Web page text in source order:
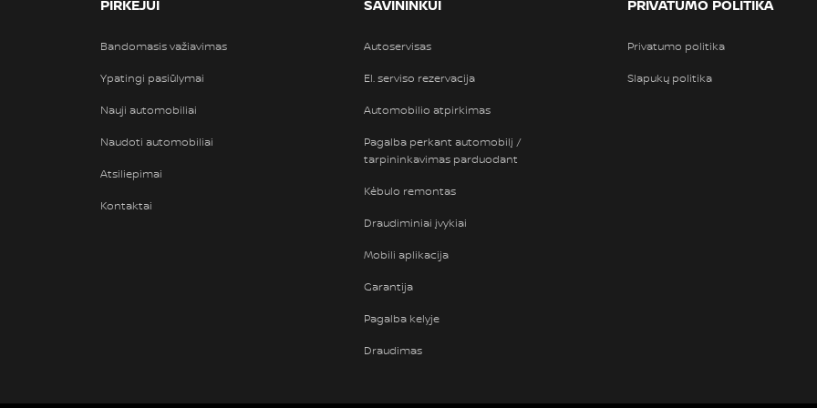
PIRKĖJUI
Bandomasis važiavimas
Ypatingi pasiūlymai
Nauji automobiliai
Naudoti automobiliai
Atsiliepimai
Kontaktai
SAVININKUI
Autoservisas
El. serviso rezervacija
Automobilio atpirkimas
Pagalba perkant automobilį /
tarpininkavimas parduodant
Kėbulo remontas
Draudiminiai įvykiai
Mobili aplikacija
Garantija
Pagalba kelyje
Draudimas
PRIVATUMO POLITIKA
Privatumo politika
Slapukų politika